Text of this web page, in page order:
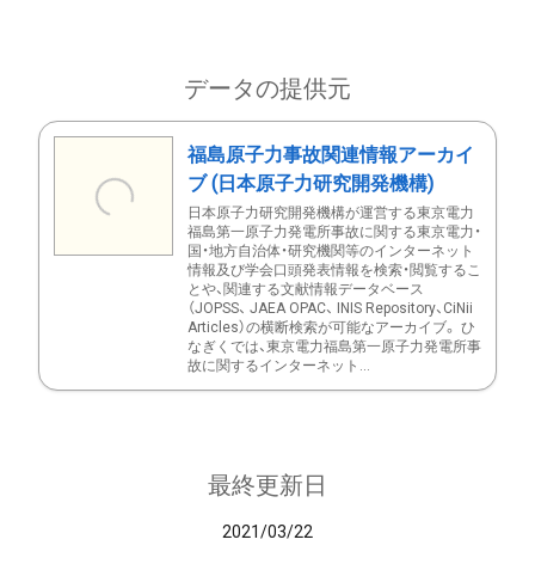
データの提供元
福島原子力事故関連情報アーカイ
ブ (日本原子力研究開発機構)
日本原子力研究開発機構が運営する東京電力
福島第一原子力発電所事故に関する東京電力・
国・地方自治体・研究機関等のインターネット
情報及び学会口頭発表情報を検索・閲覧するこ
とや、関連する文献情報データベース
（JOPSS、 JAEA OPAC、 INIS Repository、CiNii
Articles）の横断検索が可能なアーカイブ。 ひ
なぎくでは、東京電力福島第一原子力発電所事
故に関するインターネット...
最終更新日
2021/03/22